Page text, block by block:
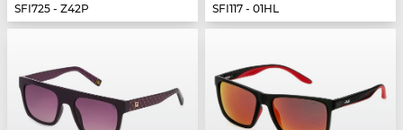
SFI725 - Z42P
SFI117 - 01HL